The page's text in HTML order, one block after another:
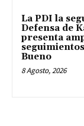
La PDI la
Defensa de
presenta
Bueno
8 Agosto, 2026